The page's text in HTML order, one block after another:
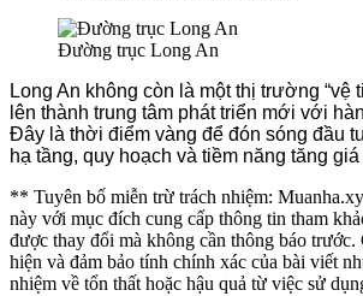
Đường trục Long An
Long An không còn là một thị trường “vệ
lên thành trung tâm phát triển mới với
Đây là thời điểm vàng để đón sóng đầu
hạ tầng, quy hoạch và tiềm năng tăng
** Tuyên bố miễn trừ trách nhiệm:
này với mục đích cung cấp thông tin tham
được thay đổi mà không cần thông báo
hiện và đảm bảo tính chính xác của bài viết
nhiệm về tổn thất hoặc hậu quả từ việc sử